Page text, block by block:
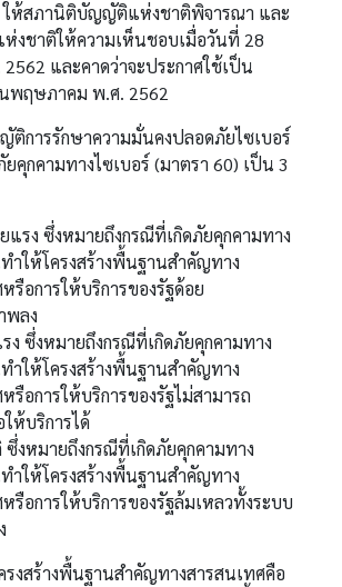
ให้สภานิติบัญญัติแห่งชาติพิจารณา และ
ชาติให้ความเห็นชอบเมื่อวันที่ 28
และคาดว่าจะประกาศใช้เป็น
พฤษภาคม พ.ศ. 2562
ติการรักษาความมั่นคงปลอดภัยไซเบอร์
คุกคามทางไซเบอร์ (มาตรา 60) เป็น 3
แรง ซึ่งหมายถึงกรณีที่เกิดภัยคุกคามทาง
ำให้โครงสร้างพื้นฐานสำคัญทาง
รือการให้บริการของรัฐด้อย
พลง
ง ซึ่งหมายถึงกรณีที่เกิดภัยคุกคามทาง
ำให้โครงสร้างพื้นฐานสำคัญทาง
รือการให้บริการของรัฐไม่สามารถ
ห้บริการได้
ซึ่งหมายถึงกรณีที่เกิดภัยคุกคามทาง
ำให้โครงสร้างพื้นฐานสำคัญทาง
รือการให้บริการของรัฐล้มเหลวทั้งระบบ
รงสร้างพื้นฐานสำคัญทางสารสนเทศคือ